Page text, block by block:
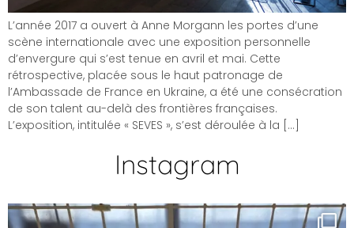
L’année 2017 a ouvert à Anne Morgann les portes d’une
scène internationale avec une exposition personnelle
d’envergure qui s’est tenue en avril et mai. Cette
rétrospective, placée sous le haut patronage de
l’Ambassade de France en Ukraine, a été une consécration
de son talent au-delà des frontières françaises.
L’exposition, intitulée « SEVES », s’est déroulée à la […]
Instagram